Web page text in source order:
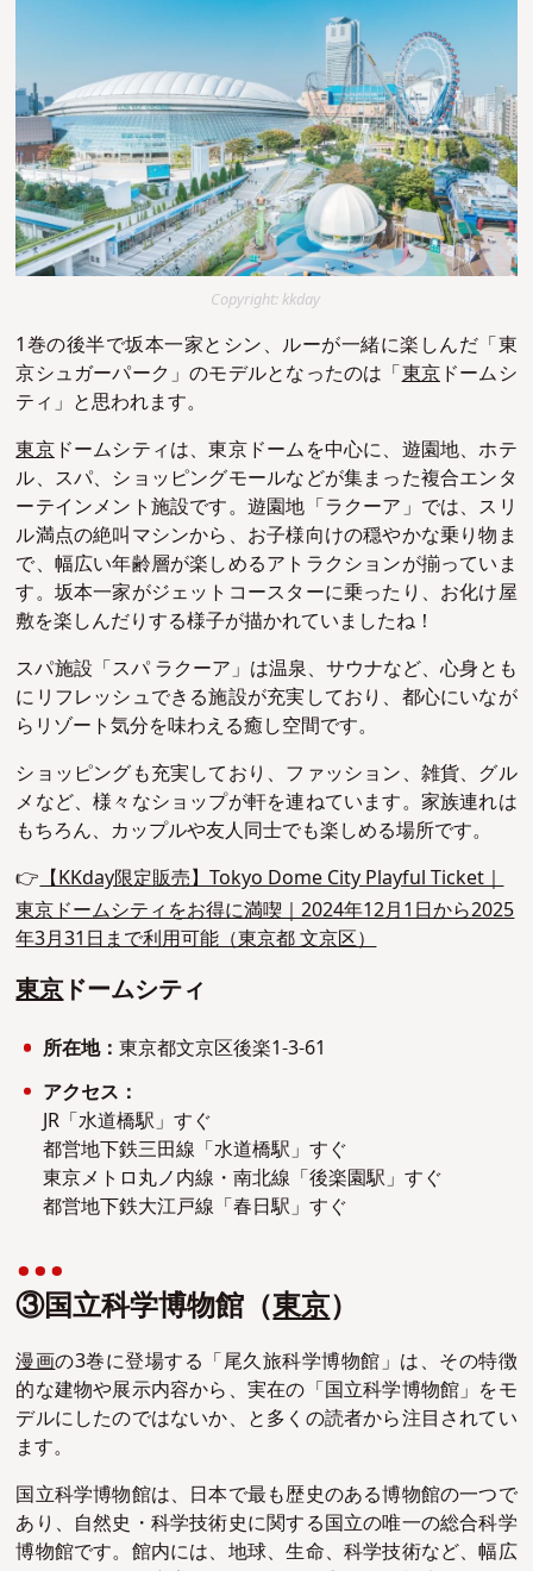
Copyright: kkday
1巻の後半で坂本一家とシン、ルーが一緒に楽しんだ「東
京シュガーパーク」のモデルとなったのは「東京ドームシ
ティ」と思われます。
東京ドームシティは、東京ドームを中心に、遊園地、ホテ
ル、スパ、ショッピングモールなどが集まった複合エンタ
ーテインメント施設です。遊園地「ラクーア」では、スリ
ル満点の絶叫マシンから、お子様向けの穏やかな乗り物ま
で、幅広い年齢層が楽しめるアトラクションが揃っていま
す。坂本一家がジェットコースターに乗ったり、お化け屋
敷を楽しんだりする様子が描かれていましたね！
スパ施設「スパ ラクーア」は温泉、サウナなど、心身とも
にリフレッシュできる施設が充実しており、都心にいなが
らリゾート気分を味わえる癒し空間です。
ショッピングも充実しており、ファッション、雑貨、グル
メなど、様々なショップが軒を連ねています。家族連れは
もちろん、カップルや友人同士でも楽しめる場所です。
👉 【KKday限定販売】Tokyo Dome City Playful Ticket｜
東京ドームシティをお得に満喫｜2024年12月1日から2025
年3月31日まで利用可能（東京都 文京区）
東京ドームシティ
所在地： 東京都文京区後楽1-3-61
アクセス：
JR「水道橋駅」すぐ
都営地下鉄三田線「水道橋駅」すぐ
東京メトロ丸ノ内線・南北線「後楽園駅」すぐ
都営地下鉄大江戸線「春日駅」すぐ
③国立科学博物館（東京）
漫画の3巻に登場する「尾久旅科学博物館」は、その特徴
的な建物や展示内容から、実在の「国立科学博物館」をモ
デルにしたのではないか、と多くの読者から注目されてい
ます。
国立科学博物館は、日本で最も歴史のある博物館の一つで
あり、自然史・科学技術史に関する国立の唯一の総合科学
博物館です。館内には、地球、生命、科学技術など、幅広